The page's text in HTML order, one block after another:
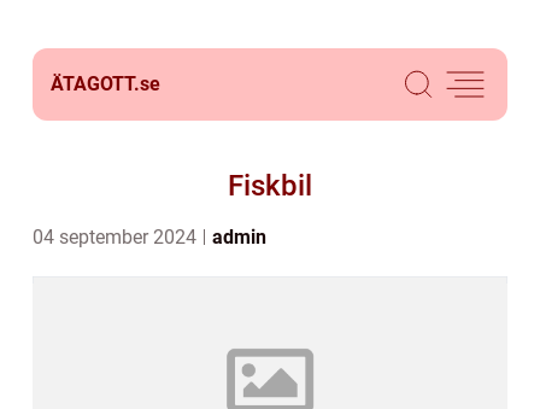
ÄTAGOTT.se
Fiskbil
04 september 2024 admin